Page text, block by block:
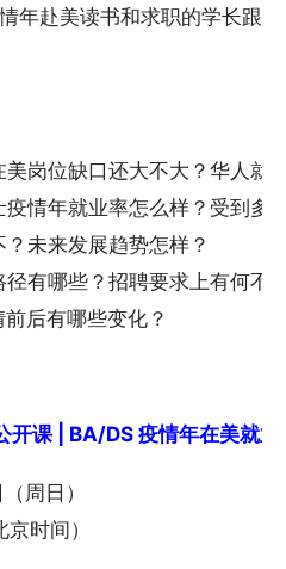
年赴美读书和求职的学长跟
岗位缺口还大不大？华人就
情年就业率怎么样？受到多
未来发展趋势怎样？
有哪些？招聘要求上有何不
后有哪些变化？
课 | BA/DS 疫情年在美就
周日）
时间）